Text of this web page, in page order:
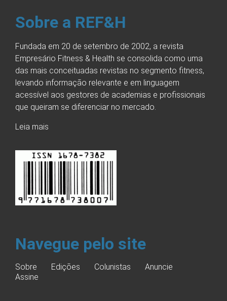
Sobre a REF&H
Fundada em 20 de setembro de 2002, a revista
Empresário Fitness & Health se consolida como uma
das mais conceituadas revistas no segmento fitness,
levando informação relevante e em linguagem
acessível aos gestores de academias e profissionais
que queiram se diferenciar no mercado.
Leia mais
Navegue pelo site
Sobre Edições Colunistas
Anuncie
Assine